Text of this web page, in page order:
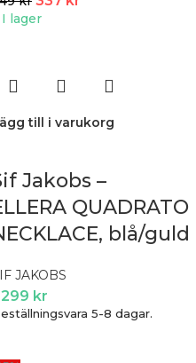
I lager
till i varukorg
Jakobs –
QUADRATO
blå/guld
JAKOBS
299 kr
5-8 dagar.